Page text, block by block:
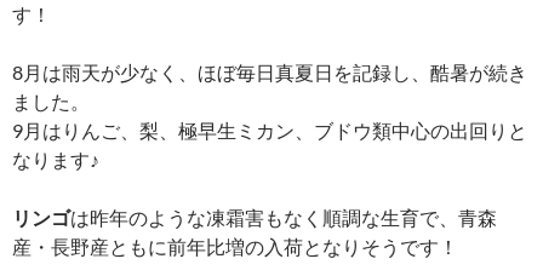
す！
8月は雨天が少なく、ほぼ毎日真夏日を記録し、酷暑が続き
ました。
9月はりんご、梨、極早生ミカン、ブドウ類中心の出回りと
なります♪
リンゴは昨年のような凍霜害もなく順調な生育で、青森
産・長野産ともに前年比増の入荷となりそうです！